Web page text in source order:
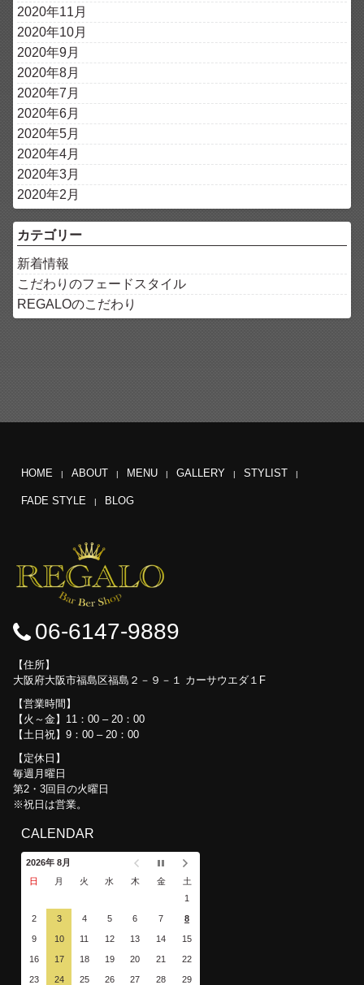
2020年11月
2020年10月
2020年9月
2020年8月
2020年7月
2020年6月
2020年5月
2020年4月
2020年3月
2020年2月
カテゴリー
新着情報
こだわりのフェードスタイル
REGALOのこだわり
HOME ABOUT MENU GALLERY STYLIST
FADE STYLE BLOG
06-6147-9889
住所
大阪府大阪市福島区福島２－９－１ カーサウエダ１F
営業時間
【火～金】11：00 – 20：00
【土日祝】9：00 – 20：00
定休日
毎週月曜日
第2・3回目の火曜日
※祝日は営業。
CALENDAR
2026年 8月
日
月 火 水 木 金
土
1
2 3 4 5 6 7 8
9 10 11 12 13 14 15
16 17 18 19 20 21 22
23 24 25 26 27 28 29